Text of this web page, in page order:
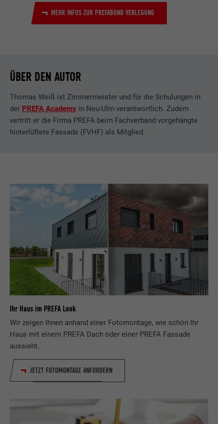
MEHR INFOS ZUR PREFABOND VERLEGUNG
ÜBER DEN AUTOR
Thomas Weiß ist Zimmermeister und für die Schulungen in
der PREFA Academy in Neu-Ulm verantwortlich. Zudem
vertritt er die Firma PREFA beim Fachverband vorgehängte
hinterlüftete Fassade (FVHF) als Mitglied.
Ihr Haus im PREFA Look
Wir zeigen Ihnen anhand einer Fotomontage, wie schön Ihr
Haus mit einem PREFA Dach oder einer PREFA Fassade
aussieht.
JETZT FOTOMONTAGE ANFORDERN